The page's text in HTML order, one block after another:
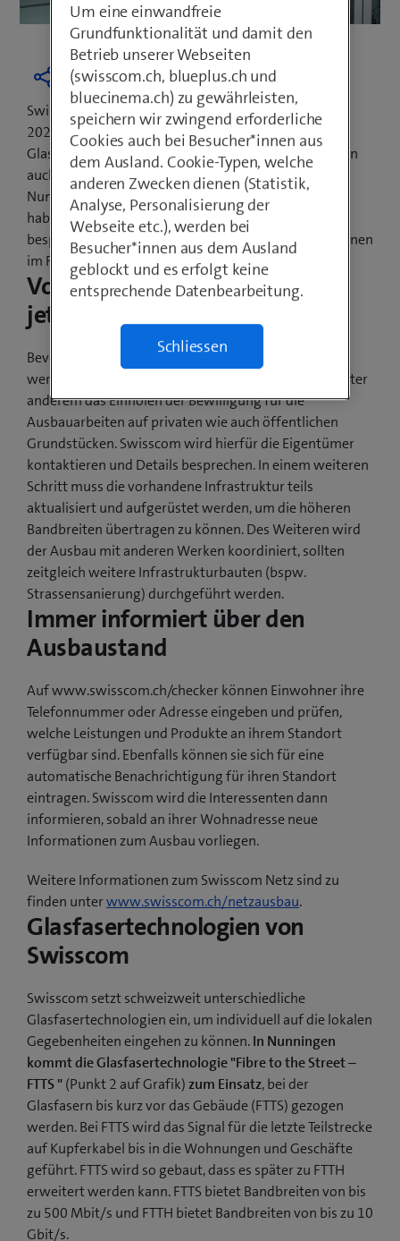
Swisscom hat das Versprechen abgegeben, bis Ende
2021 jede Schweizer Gemeinde mit
Glasfasertechnologien auszubauen. Davon profitieren
auch die Einwohnerinnen und Einwohner von
Nunningen. Die Gemeindevertretung und Swisscom
haben den Ausbau sowie den Baubeginn gemeinsam
besprochen. Die ersten sichtbaren Bauarbeiten beginnen
im Frühling 2021.
Vorarbeiten beginnen bereits
jetzt
Bevor ab Frühling 2021 die Glasfaserkabel verlegt
werden, sind noch Vorarbeiten nötig. Dazu gehört unter
anderem das Einholen der Bewilligung für die
Ausbauarbeiten auf privaten wie auch öffentlichen
Grundstücken. Swisscom wird hierfür die Eigentümer
kontaktieren und Details besprechen. In einem weiteren
Schritt muss die vorhandene Infrastruktur teils
aktualisiert und aufgerüstet werden, um die höheren
Bandbreiten übertragen zu können. Des Weiteren wird
der Ausbau mit anderen Werken koordiniert, sollten
zeitgleich weitere Infrastrukturbauten (bspw.
Strassensanierung) durchgeführt werden.
Immer informiert über den
Ausbaustand
Auf www.swisscom.ch/checker können Einwohner ihre
Telefonnummer oder Adresse eingeben und prüfen,
welche Leistungen und Produkte an ihrem Standort
verfügbar sind. Ebenfalls können sie sich für eine
automatische Benachrichtigung für ihren Standort
eintragen. Swisscom wird die Interessenten dann
informieren, sobald an ihrer Wohnadresse neue
Informationen zum Ausbau vorliegen.
Weitere Informationen zum Swisscom Netz sind zu
finden unterwww.swisscom.ch/netzausbau.
Glasfasertechnologien von
Swisscom
Swisscom setzt schweizweit unterschiedliche
Glasfasertechnologien ein, um individuell auf die lokalen
Gegebenheiten eingehen zu können.In Nunningen
kommt die Glasfasertechnologie "Fibre to the Street –
FTTS "(Punkt 2 auf Grafik)zum Einsatz, bei der
Glasfasern bis kurz vor das Gebäude (FTTS) gezogen
werden. Bei FTTS wird das Signal für die letzte Teilstrecke
auf Kupferkabel bis in die Wohnungen und Geschäfte
geführt. FTTS wird so gebaut, dass es später zu FTTH
erweitert werden kann. FTTS bietet Bandbreiten von bis
zu 500 Mbit/s und FTTH bietet Bandbreiten von bis zu 10
Gbit/s.
Um eine einwandfreie
Grundfunktionalität und damit den
Betrieb unserer Webseiten
(swisscom.ch, blueplus.ch und
bluecinema.ch) zu gewährleisten,
speichern wir zwingend erforderliche
Cookies auch bei Besucher*innen aus
dem Ausland. Cookie-Typen, welche
anderen Zwecken dienen (Statistik,
Analyse, Personalisierung der
Webseite etc.), werden bei
Besucher*innen aus dem Ausland
geblockt und es erfolgt keine
entsprechende Datenbearbeitung.
Schliessen